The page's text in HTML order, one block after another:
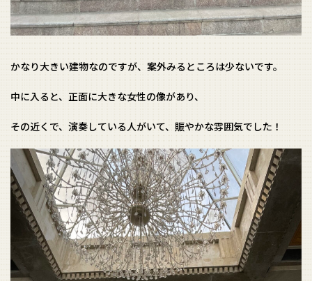
かなり大きい建物なのですが、案外みるところは少ないです。
中に入ると、正面に大きな女性の像があり、
その近くで、演奏している人がいて、賑やかな雰囲気でした！